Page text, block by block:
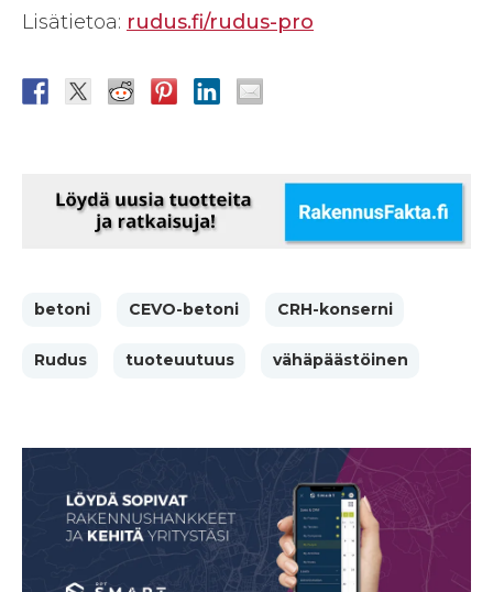
Lisätietoa: rudus.fi/rudus-pro
betoni CEVO-betoni CRH-konserni
Rudus tuoteuutuus vähäpäästöinen